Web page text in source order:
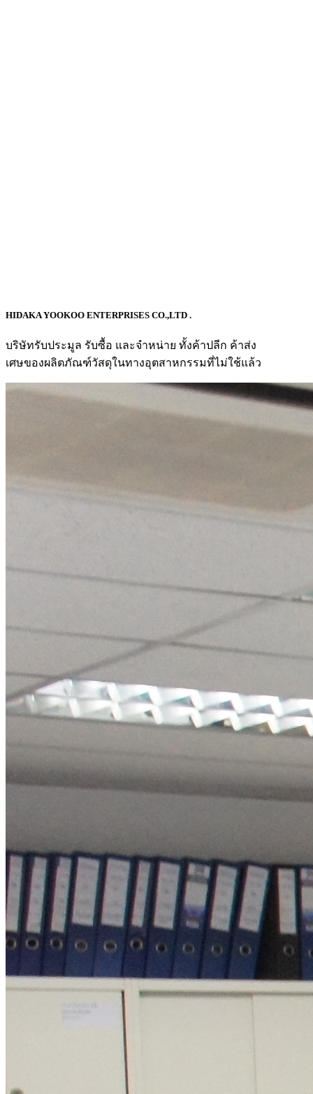
HIDAKA YOOKOO ENTERPRISES CO.,LTD .
บริษัทรับประมูล รับซื้อ และจำหน่าย ทั้งค้าปลีก ค้าส่ง
เศษของผลิตภัณฑ์วัสดุในทางอุตสาหกรรมที่ไม่ใช้แล้ว